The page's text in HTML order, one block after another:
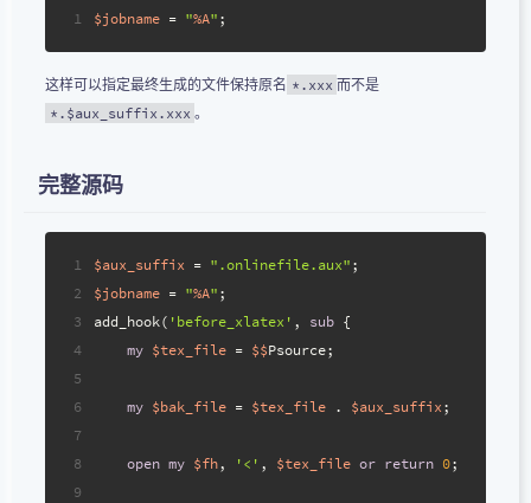
1 $jobname = "%A" ;
这样可以指定最终生成的文件保持原名 *.xxx 而不是
*.$aux_suffix.xxx 。
完整源码
1
2
3
4
5
6
7
8
9
$aux_suffix = ".onlinefile.aux" ;
$jobname = "%A" ;
add_hook( 'before_xlatex' , sub {
my $tex_file = $$Psource;
my $bak_file = $tex_file . $aux_suffix;
open my $fh, '<' , $tex_file or return 0;